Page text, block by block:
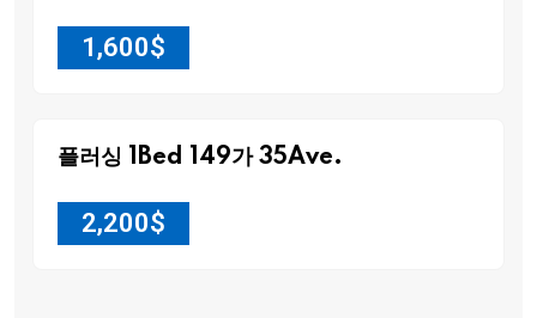
1,600$
플러싱 1Bed 149가 35Ave.
2,200$